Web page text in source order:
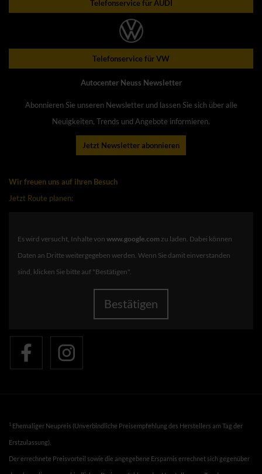
Telefonservice für AUDI
Telefonservice für VW
Autocenter Neuss Newsletter
Abonnieren Sie unseren Newsletter und lassen Sie sich über alle
Neuigkeiten, Trends und Angebote informieren.
Jetzt Newsletter abonnieren
Wir freuen uns auf ihren Besuch
Jetzt Route planen:
Es wird versucht, Inhalte von www.google.com zu laden. Dabei können
Daten an Dritte weitergegeben werden. Wenn Sie damit einverstanden
sind, klicken Sie bitte auf "Bestätigen".
Bestätigen
1 Ehemaliger Neupreis (Unverbindliche Preisempfehlung des Herstellers am Tag der
Erstzulassung).
Der errechnete Preisvorteil sowie die angegebene Ersparnis errechnet sich gegenüber